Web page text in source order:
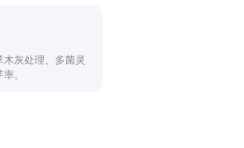
灰处理、多菌灵
。